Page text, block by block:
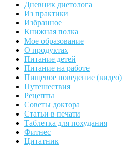
Дневник диетолога
Из практики
Избранное
Книжная полка
Мое образование
О продуктах
Питание детей
Питание на работе
Пищевое поведение (видео)
Путешествия
Рецепты
Советы доктора
Статьи в печати
Таблетка для похудания
Фитнес
Цитатник